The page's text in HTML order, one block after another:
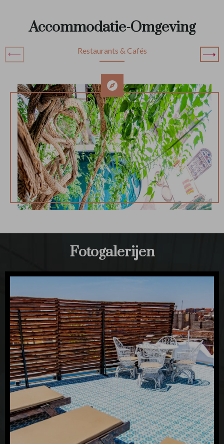
Accommodatie-Omgeving
Restaurants & Cafés
Fotogalerijen